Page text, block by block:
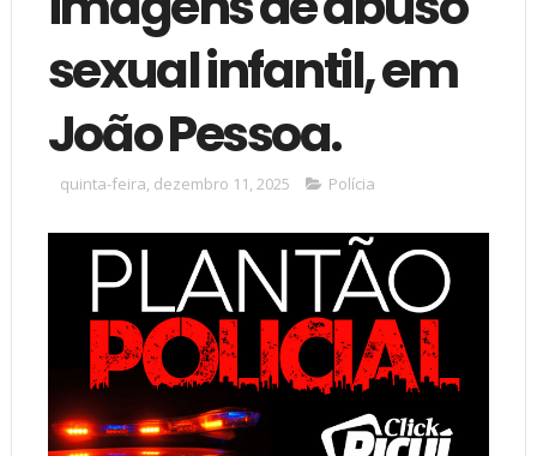
sexual infantil, em
João Pessoa.
quinta-feira, dezembro 11, 2025 Polícia